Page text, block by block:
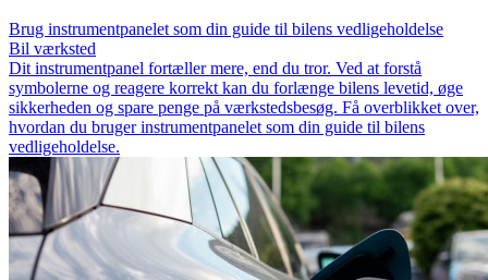
Brug instrumentpanelet som din guide til bilens vedligeholdelse
Bil værksted
Dit instrumentpanel fortæller mere, end du tror. Ved at forstå
symbolerne og reagere korrekt kan du forlænge bilens levetid, øge
sikkerheden og spare penge på værkstedsbesøg. Få overblikket over,
hvordan du bruger instrumentpanelet som din guide til bilens
vedligeholdelse.